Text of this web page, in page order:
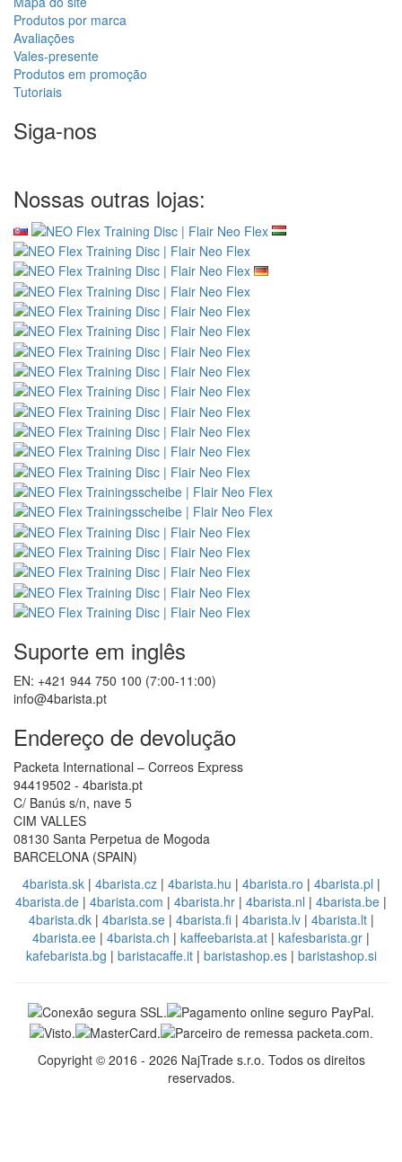
Produtos por marca
Avaliações
Vales-presente
Produtos em promoção
Tutoriais
Siga-nos
Nossas outras lojas:
Suporte em inglês
EN: +421 944 750 100 (7:00-11:00)
info@4barista.pt
Endereço de devolução
Packeta International – Correos Express
94419502 - 4barista.pt
C/ Banús s/n, nave 5
CIM VALLES
08130 Santa Perpetua de Mogoda
BARCELONA (SPAIN)
4barista.sk| 4barista.cz| 4barista.hu | 4barista.ro | 4barista.pl |
4barista.de | 4barista.com | 4barista.hr | 4barista.nl | 4barista.be |
4barista.dk| 4barista.se| 4barista.fi| 4barista.lv| 4barista.lt|
4barista.ee | 4barista.ch | kaffeebarista.at | kafesbarista.gr |
kafebarista.bg | baristacaffe.it| baristashop.es| baristashop.si
Copyright © 2016 - 2026 NajTrade s.r.o. Todos os direitos
reservados.